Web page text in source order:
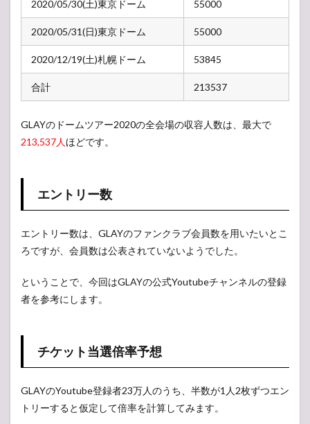
2020/05/30(土)東京ドーム 55000
2020/05/31(日)東京ドーム 55000
2020/12/19(土)札幌ドーム 53845
合計 213537
GLAYのドームツアー2020の全会場の収容人数は、最大で
213,537人ほどです。
エントリー数
エントリー数は、GLAYのファンクラブ会員数を用いたいとこ
ろですが、会員数は公表されていないようでした。
ということで、今回はGLAYの公式Youtubeチャンネルの登録
者を参考にします。
チケット当選倍率予想
GLAYのYoutube登録者23万人のうち、半数が1人2枚ずつエン
トリーすると仮定して倍率を計算してみます。